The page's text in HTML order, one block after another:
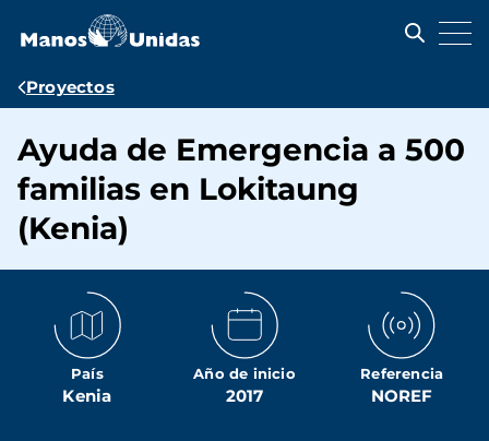
contenido
Ruta
navegación
Proyectos
Ayuda de Emergencia a 500
familias en Lokitaung
(Kenia)
País
Kenia
Año de inicio
2017
Referencia
NOREF